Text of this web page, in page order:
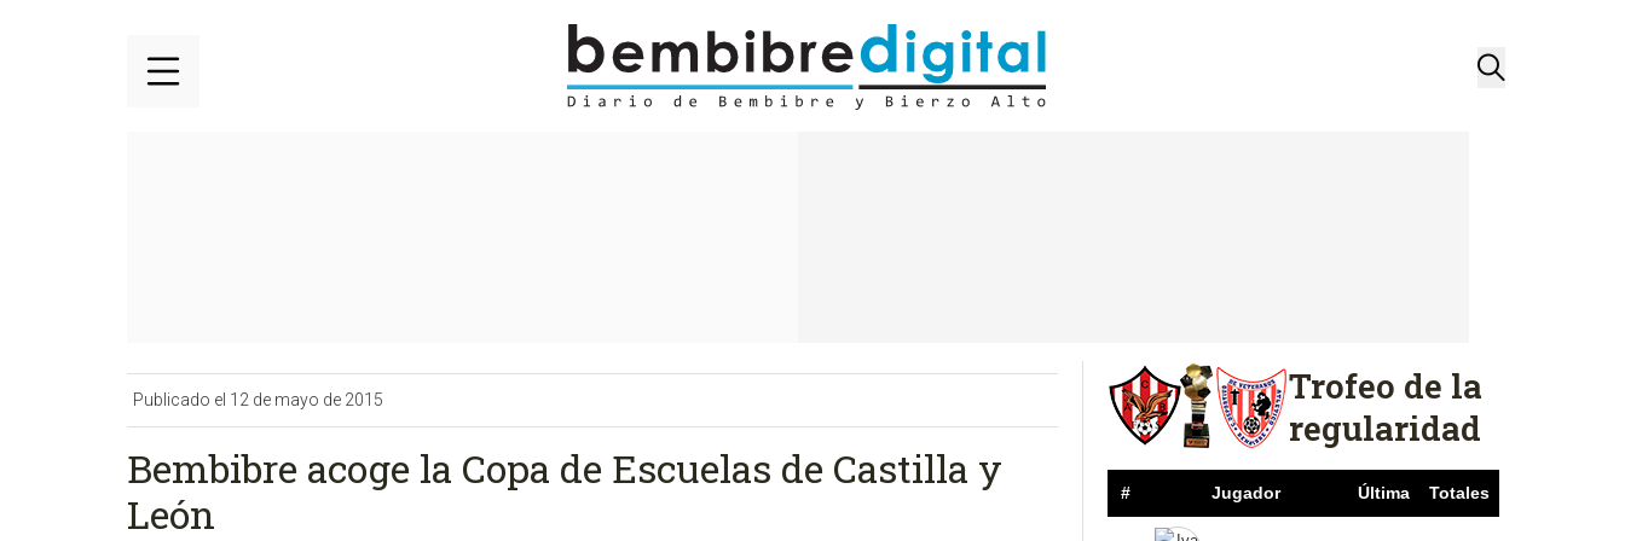
Publicado el 12 de mayo de 2015
Bembibre acoge la Copa de Escuelas de Castilla y
León
Trofeo de la
regularidad
# Jugador Última Totales